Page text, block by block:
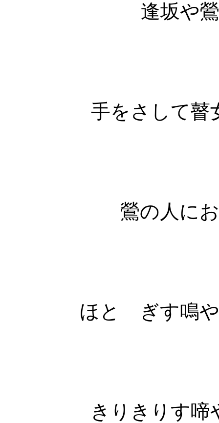
逢坂や
手をさして瞽
鶯の人に
ほとゝぎす鳴
きりきりす啼